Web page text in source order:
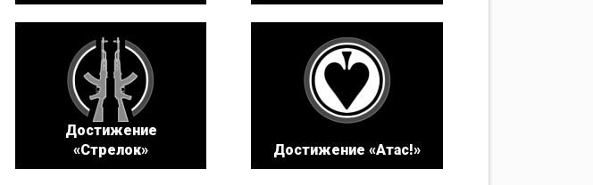
Достижение
«Стрелок»
Достижение «Атас!»